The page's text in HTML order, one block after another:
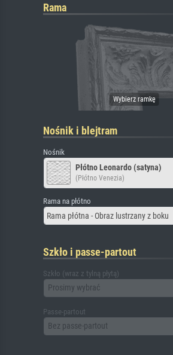
Rama
Nośnik i blejtram
Nośnik
Płótno Leonardo (satyna)
(Płótno Venezia)
Rama na płótno
Rama płótna - Obraz lustrzany z boku
Szkło i passe-partout
Szkło (wraz z tylną płytą)
Prosimy wybrać
Passe-partout
Bez passe-partout